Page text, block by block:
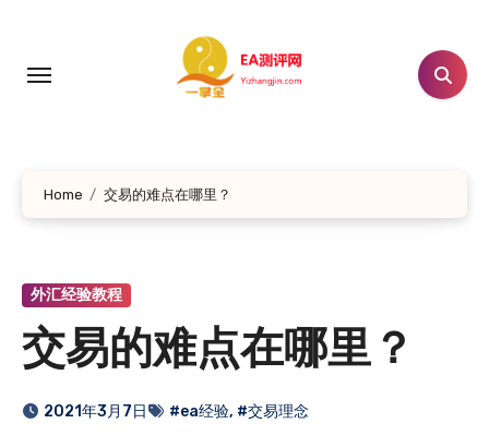
Home 交易的难点在哪里？
外汇经验教程
交易的难点在哪里？
2021年3月7日 #ea经验, #交易理念